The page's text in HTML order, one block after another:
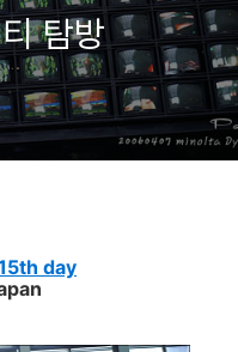
탐방
day